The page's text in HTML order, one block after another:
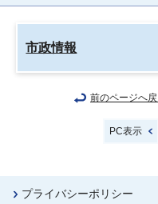
市政情報
前のページへ
PC表示
プライバシーポリシー